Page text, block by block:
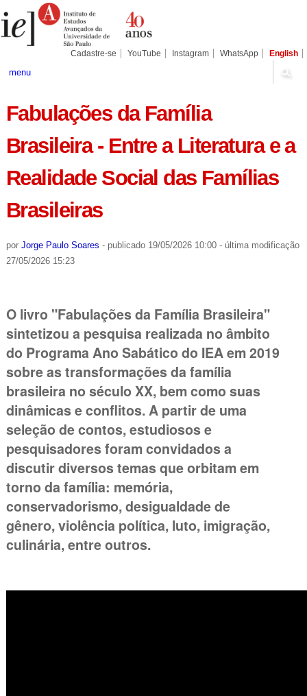
para
conteúdo.
Pessoais
Cadastre-se YouTube Instagram WhatsApp English
menu
Fabulações da Família
Brasileira - Entre a Literatura e a
Realidade Social das Famílias
Brasileiras
por Jorge Paulo Soares - publicado19/05/2026 10:00 - última modificação
27/05/2026 15:23
O livro "Fabulações da Família Brasileira"
sintetizou a pesquisa realizada no âmbito
do Programa Ano Sabático do IEA em 2019
sobre as transformações da família
brasileira no século XX, bem como suas
dinâmicas e conflitos. A partir de uma
seleção de contos, estudiosos e
pesquisadores foram convidados a
discutir diversos temas que orbitam em
torno da família: memória,
conservadorismo, desigualdade de
gênero, violência política, luto, imigração,
culinária, entre outros.